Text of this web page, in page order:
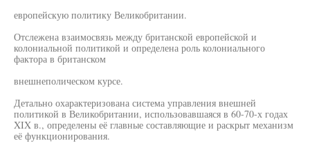
европейскую политику Великобритании.
Отслежена взаимосвязь между британской европейской и
колониальной политикой и определена роль колониального
фактора в британском
внешнеполическом курсе.
Детально охарактеризована система управления внешней
политикой в Великобритании, использовавшаяся в 60-70-х годах
XIX в., определены её главные составляющие и раскрыт механизм
её функционирования.